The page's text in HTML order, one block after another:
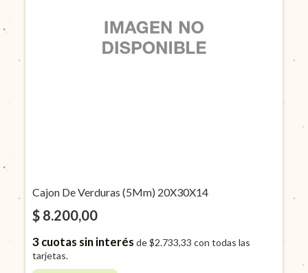
Cajon De Verduras (5Mm) 20X30X14
$ 8.200,00
3cuotas sin interés de$2.733,33 con todas las
tarjetas.